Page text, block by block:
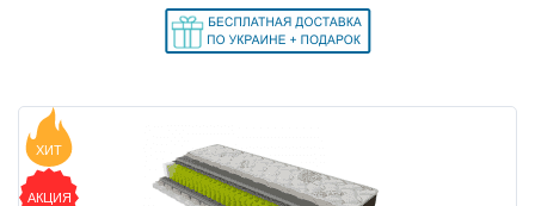
ХИТ
АКЦИЯ